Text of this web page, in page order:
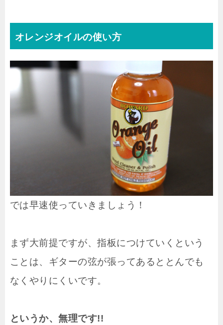
オレンジオイルの使い方
では早速使っていきましょう！
まず大前提ですが、指板につけていくという
ことは、ギターの弦が張ってあるととんでも
なくやりにくいです。
というか、無理です!!